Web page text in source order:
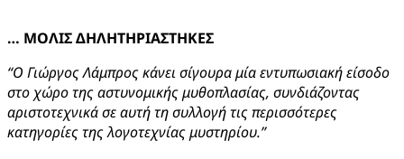
… ΜΟΛΙΣ ΔΗΛΗΤΗΡΙΑΣΤΗΚΕΣ
“Ο Γιώργος Λάμπρος κάνει σίγουρα μία εντυπωσιακή είσοδο
στο χώρο της αστυνομικής μυθοπλασίας, συνδιάζοντας
αριστοτεχνικά σε αυτή τη συλλογή τις περισσότερες
κατηγορίες της λογοτεχνίας μυστηρίου.”